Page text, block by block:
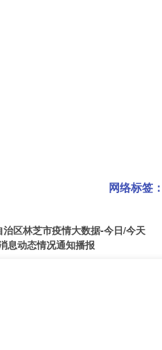
网络标签：
区林芝市疫情大数据-今日/今天
息动态情况通知播报